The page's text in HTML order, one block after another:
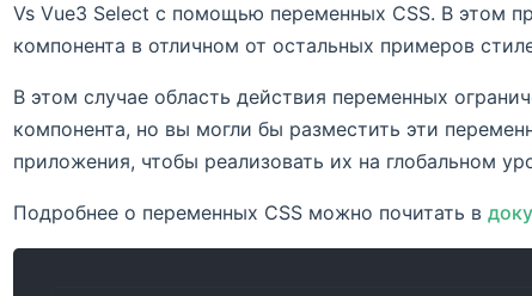
Vs Vue3 Select с помощью переменных CSS. В этом
компонента в отличном от остальных примеров
В этом случае область действия переменных
компонента, но вы могли бы разместить эти
приложения, чтобы реализовать их на глобальном
Подробнее о переменных CSS можно почитать в